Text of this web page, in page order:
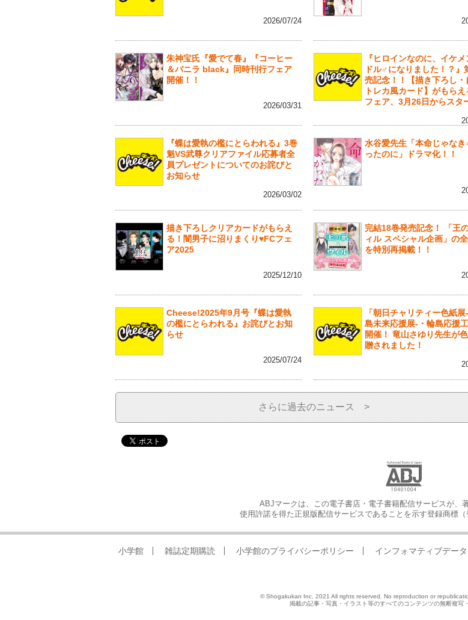
2026/07/24
朱神宝氏『愛でて春』『コーヒー
＆バニラ black』同時刊行フェア
開催！！
2026/03/31
『ヒロインなのに、イケ
ドル♂になりました！？』
売記念！！【描き下ろし・
トレカ風カード】がもら
フェア、3月26日からスタ
『蝶は愛執の檻にとらわれる』3巻
魁VS武尊クリアファイル応募者全
員プレゼントについてのお詫びと
お知らせ
2026/03/02
水谷愛先生「本命じゃなき
ったのに」ドラマ化！！
描き下ろしクリアカードがもらえ
る！闇男子に沼りまくり♥FCフェ
ア2025
2025/12/10
完結18巻発売記念！ 「王
ィル スペシャル企画」の
を特別再掲載！！
Cheese!2025年9月号『蝶は愛執
の檻にとらわれる』お詫びとお知
らせ
2025/07/24
「朝日チャリティー色紙
島未来応援展-・輪島応援工
開催！ 竜山さゆり先生が
贈されました！
さらに過去のニュース >
ABJマークは、この電子書店・電子書籍配信サービスが、
使用許諾を得た正規版配信サービスであることを示す登録商標（
小学館 雑誌定期購読 小学館のプライバシーポリシー インフォマティブデー
© Shogakukan Inc. 2021 All rights reserved. No reproduction or
掲載の記事・写真・イラスト等のすべてのコンテンツの無断複写